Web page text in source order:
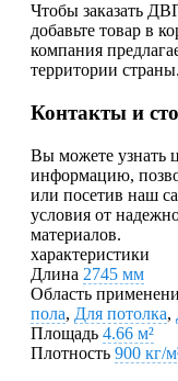
Чтобы заказать
добавьте товар в
компания
территории страны.
Контакты и
Вы можете узнать
информацию,
или посетив наш
условия от
материалов.
характеристики
Длина 2745 мм
Область
пола, Для потолка,
Площадь 4.66 м²
Плотность 900 кг/